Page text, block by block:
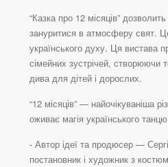
“Казка про 12 місяців”
зануритися в атмосферу свят.
українського духу. Ця вистава
сімейних зустрічей, створюючи
дива для дітей і дорослих.
“12 місяців” — найочікуваніша
оживає магія українського
- Автор ідеї та продюсер —
постановник і художник з